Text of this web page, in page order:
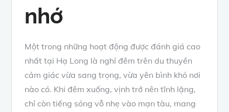
nhớ
Một trong những hoạt động được đánh giá cao
nhất tại Hạ Long là nghỉ đêm trên du thuyền
cảm giác vừa sang trọng, vừa yên bình khó nơi
nào có. Khi đêm xuống, vịnh trở nên tĩnh lặng,
chỉ còn tiếng sóng vỗ nhẹ vào mạn tàu, mang